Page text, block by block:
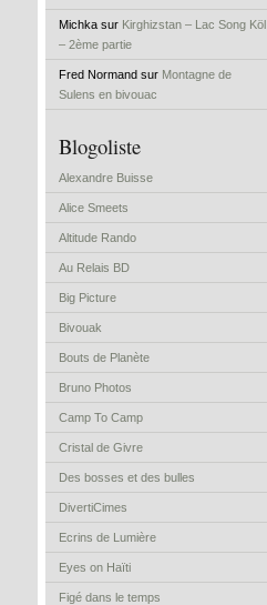
Michka sur Kirghizstan – Lac Song Köl
– 2ème partie
Fred Normand sur Montagne de
Sulens en bivouac
Blogoliste
Alexandre Buisse
Alice Smeets
Altitude Rando
Au Relais BD
Big Picture
Bivouak
Bouts de Planète
Bruno Photos
Camp To Camp
Cristal de Givre
Des bosses et des bulles
DivertiCimes
Ecrins de Lumière
Eyes on Haïti
Figé dans le temps